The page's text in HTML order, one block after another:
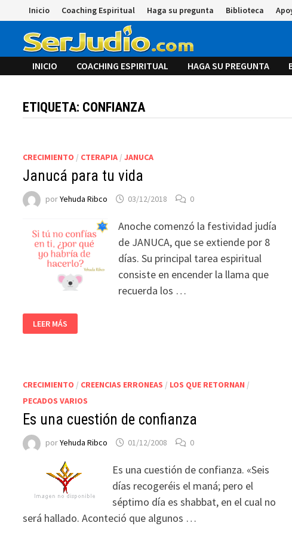
al
contenido
Inicio Coaching Espiritual Haga su pregunta Biblioteca
INICIO COACHING ESPIRITUAL HAGA SU PREGUNTA
ETIQUETA: CONFIANZA
CRECIMIENTO / CTERAPIA /JANUCA
Janucá para tu vida
porYehuda Ribco 03/12/2018 0
Anoche comenzó la festividad judía
de JANUCA, que se extiende por 8
días. Su principal tarea espiritual
consiste en encender la llama que
recuerda los …
LEER MÁS
CRECIMIENTO / CREENCIAS ERRONEAS / LOS QUE RETORNAN /
PECADOS VARIOS
Es una cuestión de confianza
porYehuda Ribco 01/12/2008 0
Es una cuestión de confianza. «Seis
días recogeréis el maná; pero el
séptimo día es shabbat, en el cual no
será hallado. Aconteció que algunos …